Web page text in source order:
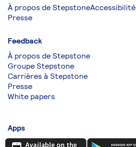
À propos de Stepstone
Presse
Accessibilité
Feedback
À propos de Stepstone
Groupe Stepstone
Carrières à Stepstone
Presse
White papers
Apps